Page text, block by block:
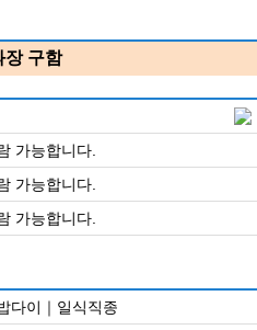
장 구함
가능합니다.
가능합니다.
가능합니다.
다이｜일식직종